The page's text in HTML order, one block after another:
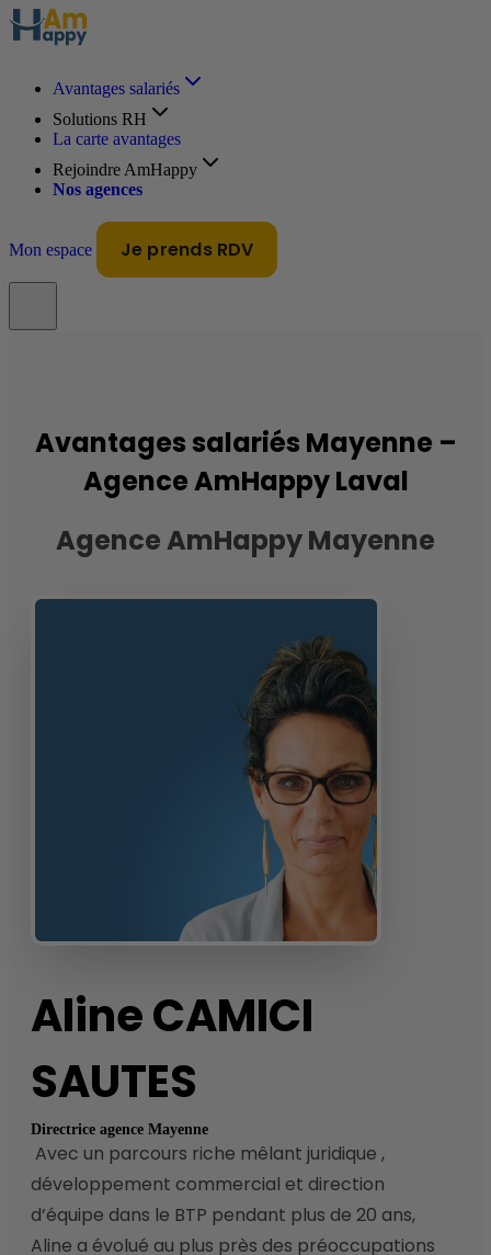
Avantages salariés
Solutions RH
La carte avantages
Rejoindre AmHappy
Nos agences
Mon espace Je prends RDV
Avantages salariés Mayenne –
Agence AmHappy Laval
Agence AmHappy Mayenne
AlineCAMICI
SAUTES
Directrice agence Mayenne
développement commercial et direction
d’équipe dans le BTP pendant plus de 20 ans,
Aline a évolué au plus près des préoccupations